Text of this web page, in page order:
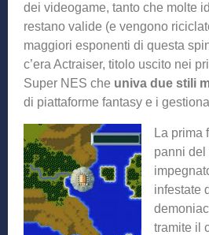
dei videogame, tanto che molte
restano valide (e vengono
maggiori esponenti di questa
c’era Actraiser, titolo uscito nei
Super NES che univa due stili
di piattaforme fantasy e i
La prima
panni del
infestate
tramite il